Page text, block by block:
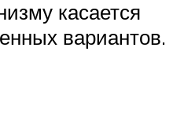
касается
вариантов.